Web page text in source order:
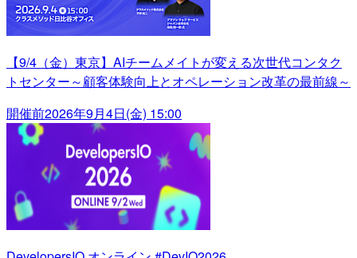
【9/4（金）東京】AIチームメイトが変える次世代コンタク
トセンター～顧客体験向上とオペレーション改革の最前線～
開催前2026年9月4日(金) 15:00